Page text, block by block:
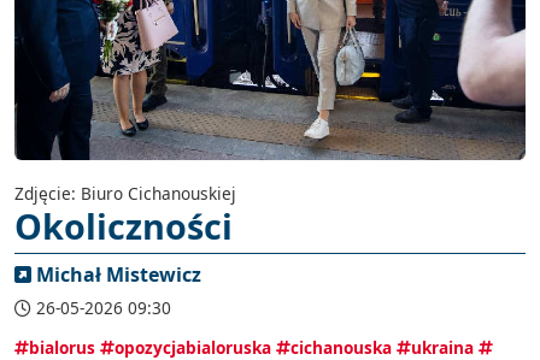
Zdjęcie: Biuro Cichanouskiej
Okoliczności
Michał Mistewicz
26-05-2026 09:30
bialorus
opozycjabialoruska cichanouska
ukraina